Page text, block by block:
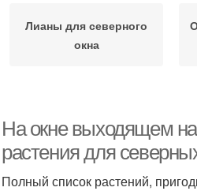
Лианы для северного
окна
растениями
Растения для северной
На окне выходящем
растения для
Полный список растений,